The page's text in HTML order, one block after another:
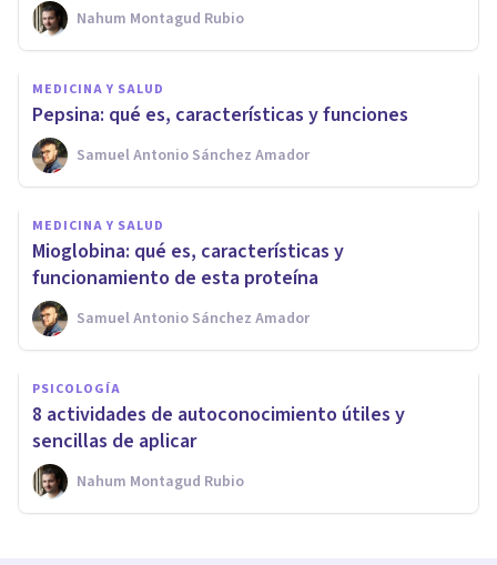
Nahum Montagud Rubio
MEDICINA Y SALUD
Pepsina: qué es, características y funciones
Samuel Antonio Sánchez Amador
MEDICINA Y SALUD
Mioglobina: qué es, características y
funcionamiento de esta proteína
Samuel Antonio Sánchez Amador
PSICOLOGÍA
8 actividades de autoconocimiento útiles y
sencillas de aplicar
Nahum Montagud Rubio